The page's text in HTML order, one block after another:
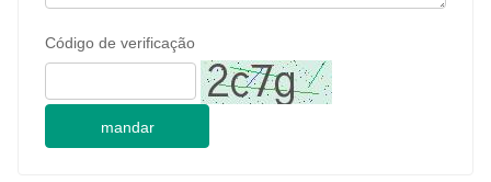
Código de verificação
mandar